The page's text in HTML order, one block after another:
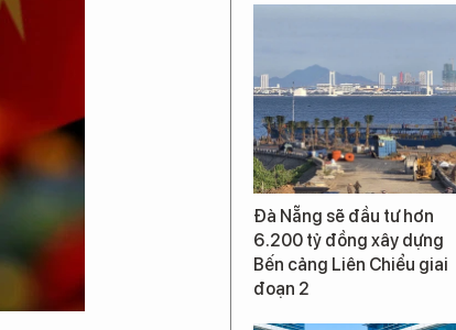
Đà Nẵng sẽ đầu tư hơn
6.200 tỷ đồng xây dựng
Bến cảng Liên Chiểu giai
đoạn 2